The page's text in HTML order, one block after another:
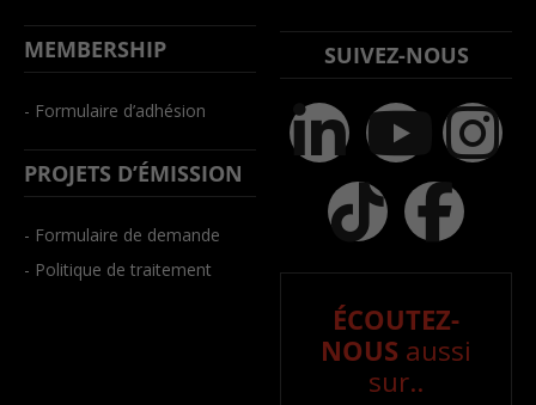
MEMBERSHIP
- Formulaire d’adhésion
PROJETS D’ÉMISSION
- Formulaire de demande
- Politique de traitement
SUIVEZ-NOUS
ÉCOUTEZ-
NOUS aussi
sur..